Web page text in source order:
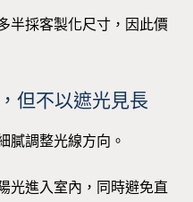
半採客製化尺寸，因此價
但不以遮光見長
膩調整光線方向。
光進入室內，同時避免直